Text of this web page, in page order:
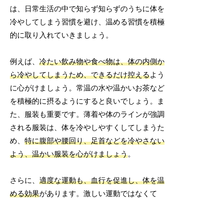
は、日常生活の中で知らず知らずのうちに体を
冷やしてしまう習慣を避け、温める習慣を積極
的に取り入れていきましょう。
例えば、冷たい飲み物や食べ物は、体の内側か
ら冷やしてしまうため、できるだけ控えるよう
に心がけましょう。常温の水や温かいお茶など
を積極的に摂るようにすると良いでしょう。ま
た、服装も重要です。薄着や体のラインが強調
される服装は、体を冷やしやすくしてしまうた
め、特に腹部や腰回り、足首などを冷やさない
よう、温かい服装を心がけましょう。
さらに、適度な運動も、血行を促進し、体を温
める効果があります。激しい運動ではなくて